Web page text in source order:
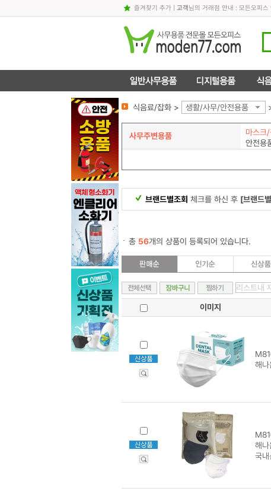
즐겨찾기 추가| 고객님의 거래점 안내 : 모든오피스
식음료/잡화 > 생활/사무/안전용품
사무주변용품 마스크/
안전용
브랜드별조회 체크를 하신 후 [브랜드
총 56개의 상품이 등록되어 있습니다.
이미지
해
해
국내